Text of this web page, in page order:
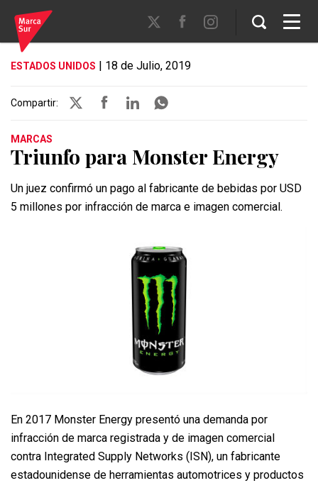
ESTADOS UNIDOS | 18 de Julio, 2019
Compartir:
MARCAS
Triunfo para Monster Energy
Un juez confirmó un pago al fabricante de bebidas por USD
5 millones por infracción de marca e imagen comercial.
En 2017 Monster Energy presentó una demanda por
infracción de marca registrada y de imagen comercial
contra Integrated Supply Networks (ISN), un fabricante
estadounidense de herramientas automotrices y productos